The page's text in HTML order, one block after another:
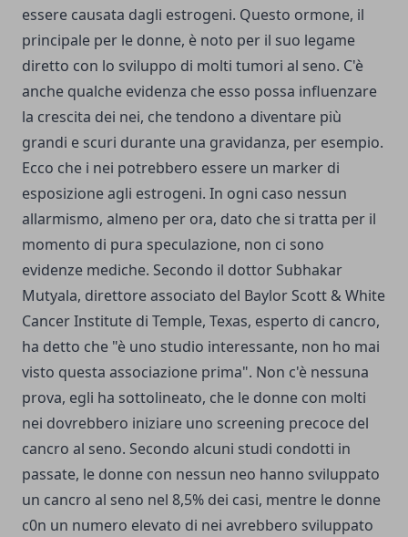
essere causata dagli estrogeni. Questo ormone, il
principale per le donne, è noto per il suo legame
diretto con lo sviluppo di molti tumori al seno. C'è
anche qualche evidenza che esso possa influenzare
la crescita dei nei, che tendono a diventare più
grandi e scuri durante una gravidanza, per esempio.
Ecco che i nei potrebbero essere un marker di
esposizione agli estrogeni. In ogni caso nessun
allarmismo, almeno per ora, dato che si tratta per il
momento di pura speculazione, non ci sono
evidenze mediche. Secondo il dottor Subhakar
Mutyala, direttore associato del Baylor Scott & White
Cancer Institute di Temple, Texas, esperto di cancro,
ha detto che "è uno studio interessante, non ho mai
visto questa associazione prima". Non c'è nessuna
prova, egli ha sottolineato, che le donne con molti
nei dovrebbero iniziare uno screening precoce del
cancro al seno. Secondo alcuni studi condotti in
passate, le donne con nessun neo hanno sviluppato
un cancro al seno nel 8,5% dei casi, mentre le donne
c0n un numero elevato di nei avrebbero sviluppato